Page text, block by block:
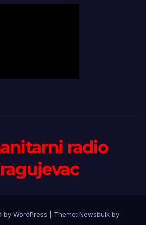
radio
by WordPress Theme: Newsbulk by